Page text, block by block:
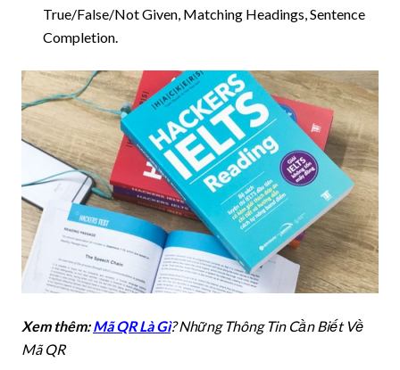
True/False/Not Given, Matching Headings, Sentence
Completion.
Xem thêm:Mã QR Là Gì? Những Thông Tin Cần Biết Về
Mã QR